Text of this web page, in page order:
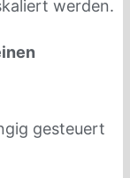
werden.
gesteuert